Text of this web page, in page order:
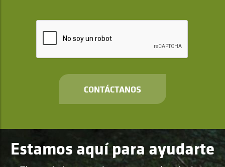
CONTÁCTANOS
Estamos aquí para ayudarte